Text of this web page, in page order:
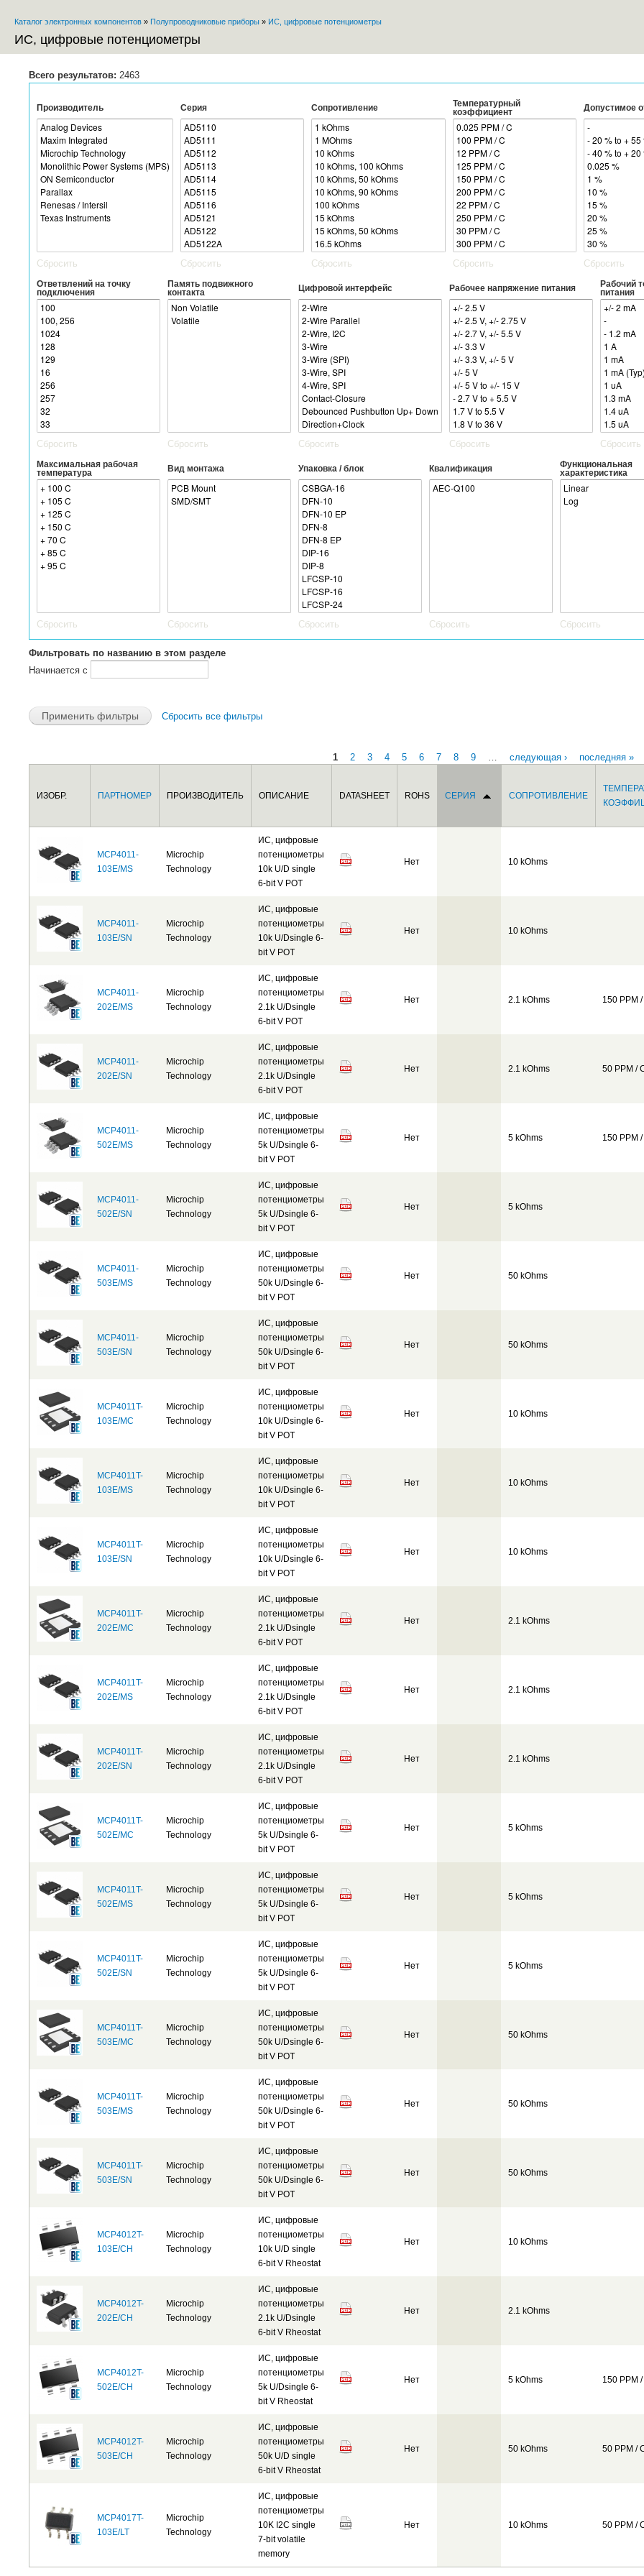
Вы здесь
Каталог электронных компонентов » Полупроводниковые приборы » ИС, цифровые потенциометры
ИС, цифровые потенциометры
Всего результатов: 2463
Производитель
Сбросить
Серия
Сбросить
Сопротивление
Сбросить
Температурный
коэффициент
Сбросить
Допустимое
Сбросить
Ответвлений на точку
подключения
Сбросить
Память подвижного
контакта
Сбросить
Цифровой интерфейс
Сбросить
Рабочее напряжение питания
Сбросить
Рабочий
питания
Сбросить
Максимальная рабочая
температура
Сбросить
Вид монтажа
Сбросить
Упаковка / блок
Сбросить
Квалификация
Сбросить
Функциональная
характеристика
Сбросить
Фильтровать по названию в этом разделе
Начинается с
Сбросить все фильтры
Страницы
1 2 3 4 5 6 7 8 9 следующая › последняя »
ИЗОБР. ПАРТНОМЕР ПРОИЗВОДИТЕЛЬ ОПИСАНИЕ DATASHEET ROHS СЕРИЯ СОПРОТИВЛЕНИЕ
MCP4011-
103E/MS
Microchip
Technology
ИС, цифровые
потенциометры
10k U/D single
6-bit V POT
Нет 10 kOhms
MCP4011-
103E/SN
Microchip
Technology
ИС, цифровые
потенциометры
10k U/Dsingle 6-
bit V POT
Нет 10 kOhms
MCP4011-
202E/MS
Microchip
Technology
ИС, цифровые
потенциометры
2.1k U/Dsingle
6-bit V POT
Нет 2.1 kOhms 150 PPM /
MCP4011-
202E/SN
Microchip
Technology
ИС, цифровые
потенциометры
2.1k U/Dsingle
6-bit V POT
Нет 2.1 kOhms 50 PPM /
MCP4011-
502E/MS
Microchip
Technology
ИС, цифровые
потенциометры
5k U/Dsingle 6-
bit V POT
Нет 5 kOhms 150 PPM /
MCP4011-
502E/SN
Microchip
Technology
ИС, цифровые
потенциометры
5k U/Dsingle 6-
bit V POT
Нет 5 kOhms
MCP4011-
503E/MS
Microchip
Technology
ИС, цифровые
потенциометры
50k U/Dsingle 6-
bit V POT
Нет 50 kOhms
MCP4011-
503E/SN
Microchip
Technology
ИС, цифровые
потенциометры
50k U/Dsingle 6-
bit V POT
Нет 50 kOhms
MCP4011T-
103E/MC
Microchip
Technology
ИС, цифровые
потенциометры
10k U/Dsingle 6-
bit V POT
Нет 10 kOhms
MCP4011T-
103E/MS
Microchip
Technology
ИС, цифровые
потенциометры
10k U/Dsingle 6-
bit V POT
Нет 10 kOhms
MCP4011T-
103E/SN
Microchip
Technology
ИС, цифровые
потенциометры
10k U/Dsingle 6-
bit V POT
Нет 10 kOhms
MCP4011T-
202E/MC
Microchip
Technology
ИС, цифровые
потенциометры
2.1k U/Dsingle
6-bit V POT
Нет 2.1 kOhms
MCP4011T-
202E/MS
Microchip
Technology
ИС, цифровые
потенциометры
2.1k U/Dsingle
6-bit V POT
Нет 2.1 kOhms
MCP4011T-
202E/SN
Microchip
Technology
ИС, цифровые
потенциометры
2.1k U/Dsingle
6-bit V POT
Нет 2.1 kOhms
MCP4011T-
502E/MC
Microchip
Technology
ИС, цифровые
потенциометры
5k U/Dsingle 6-
bit V POT
Нет 5 kOhms
MCP4011T-
502E/MS
Microchip
Technology
ИС, цифровые
потенциометры
5k U/Dsingle 6-
bit V POT
Нет 5 kOhms
MCP4011T-
502E/SN
Microchip
Technology
ИС, цифровые
потенциометры
5k U/Dsingle 6-
bit V POT
Нет 5 kOhms
MCP4011T-
503E/MC
Microchip
Technology
ИС, цифровые
потенциометры
50k U/Dsingle 6-
bit V POT
Нет 50 kOhms
MCP4011T-
503E/MS
Microchip
Technology
ИС, цифровые
потенциометры
50k U/Dsingle 6-
bit V POT
Нет 50 kOhms
MCP4011T-
503E/SN
Microchip
Technology
ИС, цифровые
потенциометры
50k U/Dsingle 6-
bit V POT
Нет 50 kOhms
MCP4012T-
103E/CH
Microchip
Technology
ИС, цифровые
потенциометры
10k U/D single
6-bit V Rheostat
Нет 10 kOhms
MCP4012T-
202E/CH
Microchip
Technology
ИС, цифровые
потенциометры
2.1k U/Dsingle
6-bit V Rheostat
Нет 2.1 kOhms
MCP4012T-
502E/CH
Microchip
Technology
ИС, цифровые
потенциометры
5k U/Dsingle 6-
bit V Rheostat
Нет 5 kOhms 150 PPM /
MCP4012T-
503E/CH
Microchip
Technology
ИС, цифровые
потенциометры
50k U/D single
6-bit V Rheostat
Нет 50 kOhms 50 PPM /
MCP4017T-
103E/LT
Microchip
Technology
ИС, цифровые
потенциометры
10K I2C single
7-bit volatile
memory
Нет 10 kOhms 50 PPM /